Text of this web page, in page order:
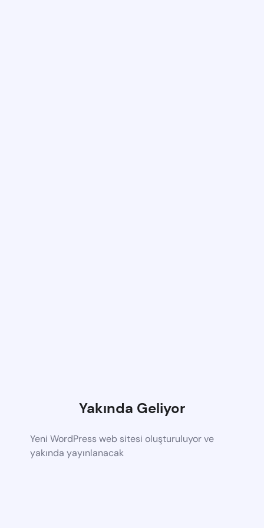
Yakında Geliyor
Yeni WordPress web sitesi oluşturuluyor ve
yakında yayınlanacak